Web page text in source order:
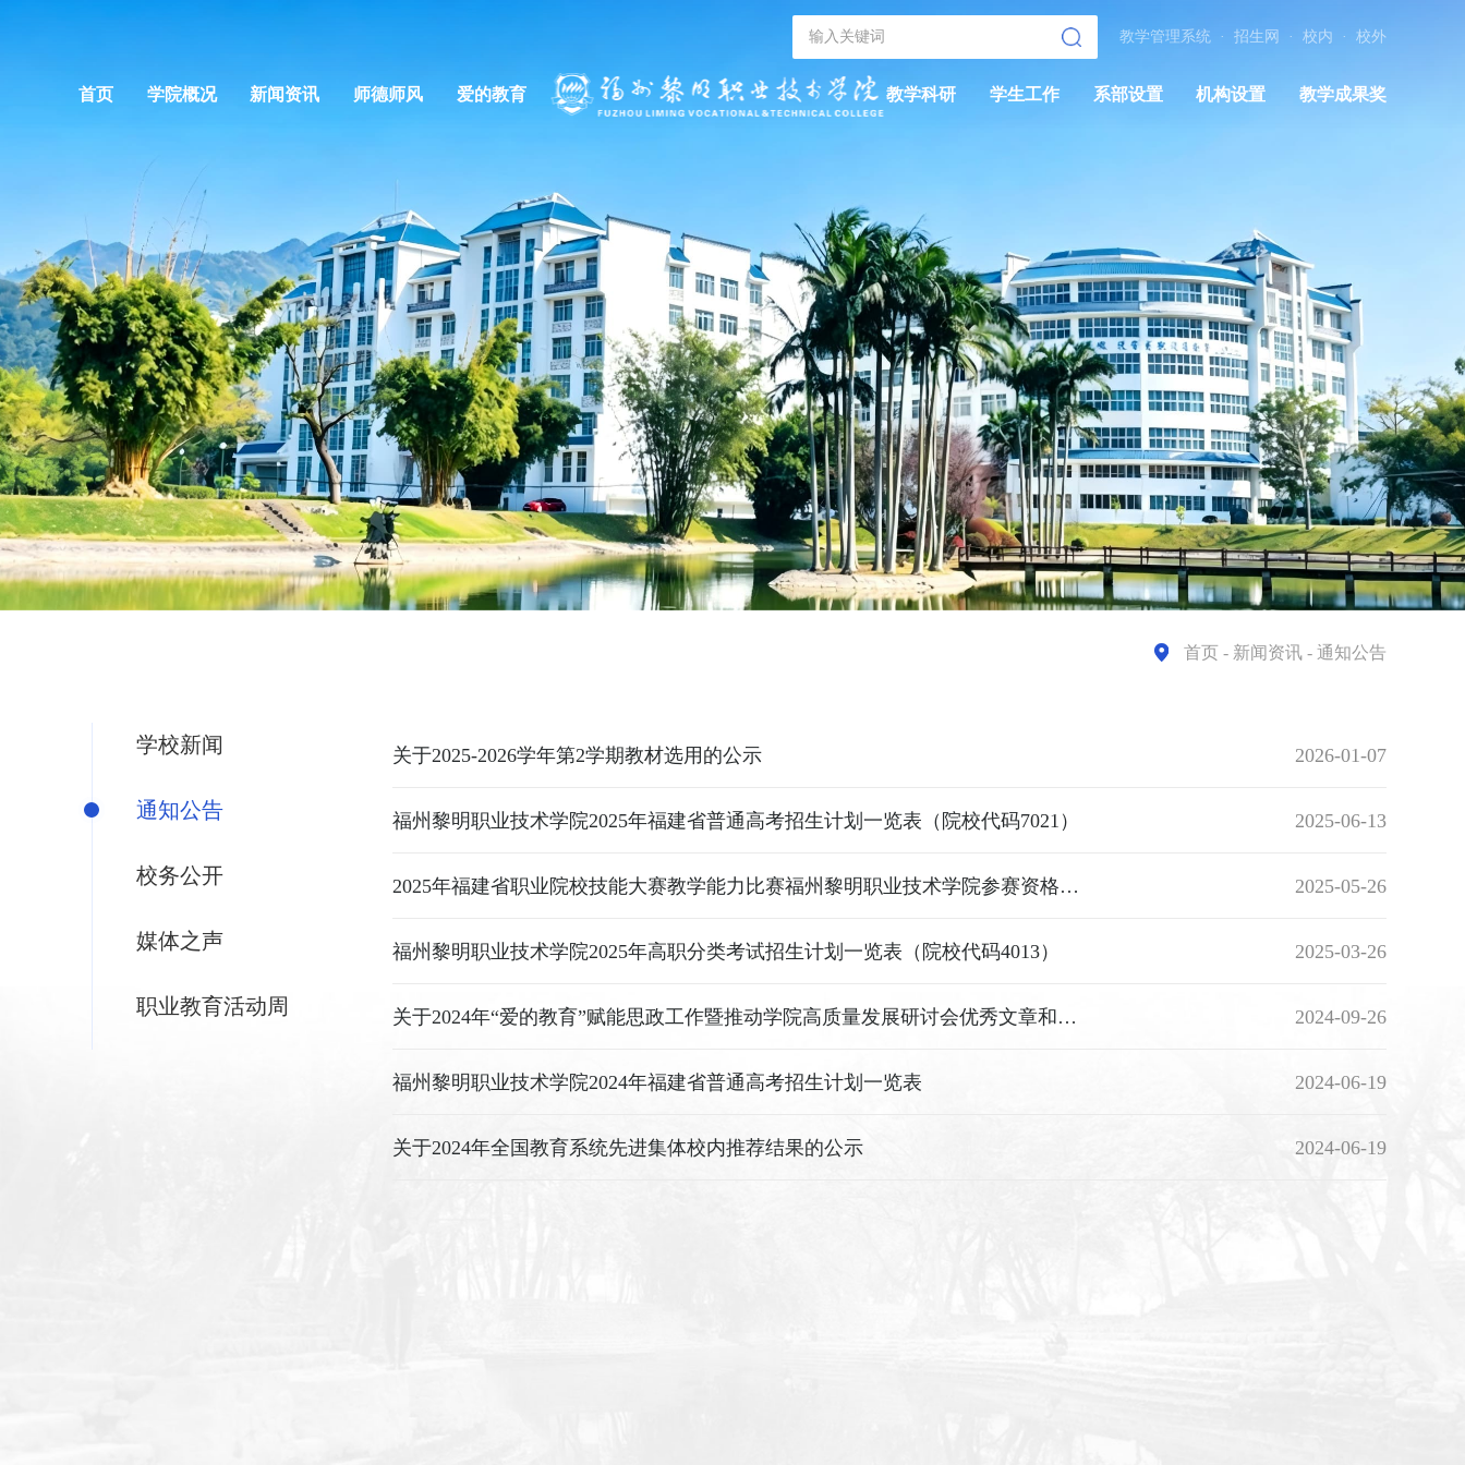
教学管理系统 · 招生网 · 校内 · 校外
首页 学院概况 新闻资讯 师德师风 爱的教育 教学科研 学生工作 系部设置 机构设置 教学成果奖
首页 - 新闻资讯 - 通知公告
学校新闻
通知公告
校务公开
媒体之声
职业教育活动周
关于2025-2026学年第2学期教材选用的公示 2026-01-07
福州黎明职业技术学院2025年福建省普通高考招生计划一览表（院校代码7021） 2025-06-13
2025年福建省职业院校技能大赛教学能力比赛福州黎明职业技术学院参赛资格公示 2025-05-26
福州黎明职业技术学院2025年高职分类考试招生计划一览表（院校代码4013） 2025-03-26
关于2024年“爱的教育”赋能思政工作暨推动学院高质量发展研讨会优秀文章和案例评选结果的公示 2024-09-26
福州黎明职业技术学院2024年福建省普通高考招生计划一览表 2024-06-19
关于2024年全国教育系统先进集体校内推荐结果的公示 2024-06-19